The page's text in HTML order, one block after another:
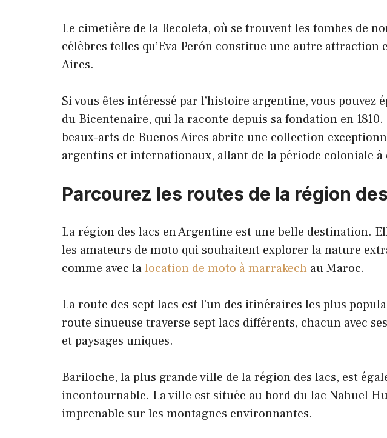
Le cimetière de la Recoleta, où se trouvent les tombes de
célèbres telles qu’Eva Perón constitue une autre attraction
Aires.
Si vous êtes intéressé par l’histoire argentine, vous pouvez
du Bicentenaire, qui la raconte depuis sa fondation en
beaux-arts de Buenos Aires abrite une collection
argentins et internationaux, allant de la période coloniale à
Parcourez les routes de la région
La région des lacs en Argentine est une belle destination.
les amateurs de moto qui souhaitent explorer la nature
comme avec lalocation de moto à marrakech au Maroc.
La route des sept lacs est l’un des itinéraires les plus
route sinueuse traverse sept lacs différents, chacun avec
et paysages uniques.
Bariloche, la plus grande ville de la région des lacs, est
incontournable. La ville est située au bord du lac Nahuel
imprenable sur les montagnes environnantes.